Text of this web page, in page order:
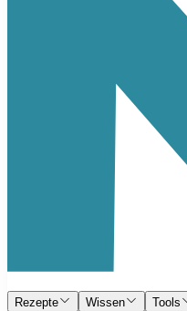
Rezepte Wissen Tools